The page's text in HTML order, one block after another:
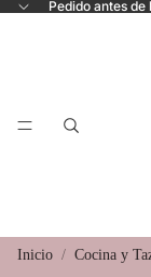
Pedido antes
Inicio Cocina y